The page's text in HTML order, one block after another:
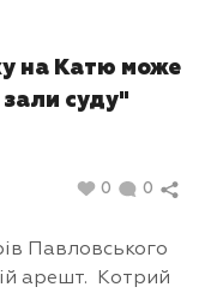
на Катю може
зали суду"
0 0
Павловського
арешт. Котрий